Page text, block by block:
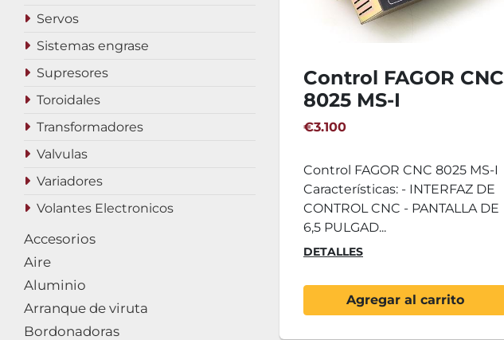
Servos
Sistemas engrase
Supresores
Toroidales
Transformadores
Valvulas
Variadores
Volantes Electronicos
Accesorios
Aire
Aluminio
Arranque de viruta
Bordonadoras
Control FAGOR CNC
8025 MS-I
€3.100
Control FAGOR CNC 8025 MS-I
Características: - INTERFAZ DE
CONTROL CNC - PANTALLA DE
6,5 PULGAD...
DETALLES
Agregar al carrito